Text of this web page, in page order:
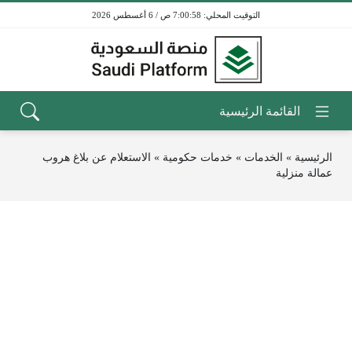
7:00:58 ص / 6 أغسطس 2026
الرئيسية » الخدمات » خدمات حكومية » الاستعلام عن بلاغ هروب
عمالة منزلية